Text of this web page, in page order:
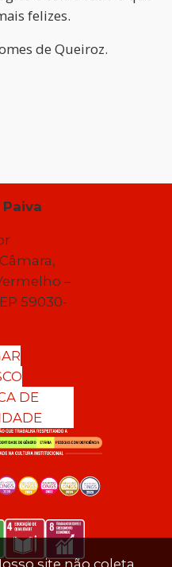
felizes.
de Queiroz.
Paiva
–
59030-
DE
site não coleta